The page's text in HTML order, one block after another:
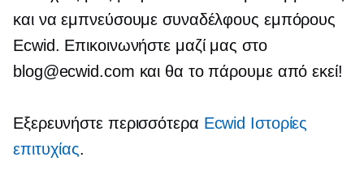
και να εμπνεύσουμε συναδέλφους εμπόρους
Ecwid. Επικοινωνήστε μαζί μας στο
blog@ecwid.com και θα το πάρουμε από εκεί!
Εξερευνήστε περισσότερα Ecwid Ιστορίες
επιτυχίας.